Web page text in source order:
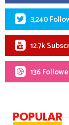
3,240
12.7k
136
POPULAR